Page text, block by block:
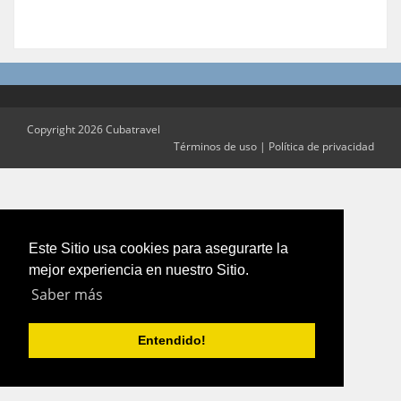
Este Sitio usa cookies para asegurarte la
mejor experiencia en nuestro Sitio.
Saber más
Entendido!
Copyright 2026 Cubatravel
Términos de uso | Política de privacidad